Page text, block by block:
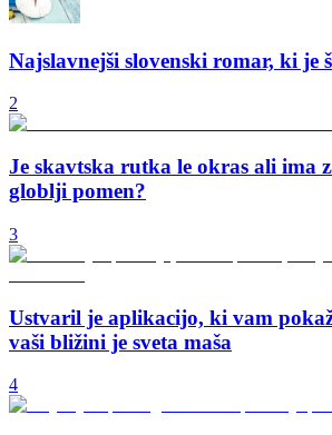
Najslavnejši slovenski romar, ki je
2
Je skavtska rutka le okras ali ima
globlji pomen?
3
Ustvaril je aplikacijo, ki vam
vaši bližini je sveta maša
4